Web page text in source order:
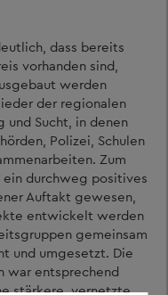
dass bereits
vorhanden sind,
werden
der regionalen
und Sucht, in denen
Polizei, Schulen
Zum
ein durchweg positives
Auftakt gewesen,
entwickelt werden
gemeinsam
und umgesetzt. Die
war entsprechend
stärkere, vernetzte